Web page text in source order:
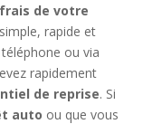
de votre
rapide et
ou via
rapidement
de reprise. Si
auto ou que vous